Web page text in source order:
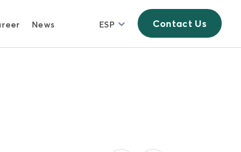
News ESP Contact Us